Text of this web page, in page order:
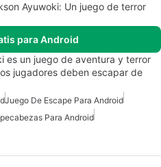
Ayuwoki: Un juego de terror
para Android
es un juego de aventura y terror
jugadores deben escapar de
Juego De Escape Para Android
Para Android